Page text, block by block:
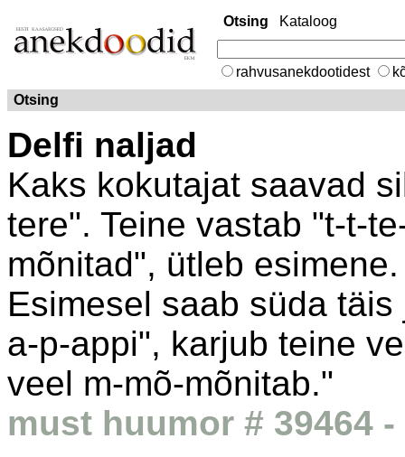
Otsing Kataloog
rahvusanekdootidest
Otsing
Delfi naljad
Kaks kokutajat saavad
tere". Teine vastab "t-t-
mõnitad", ütleb
Esimesel saab süda
a-p-appi", karjub teine
veel m-mõ-mõnitab."
must huumor # 39464 -